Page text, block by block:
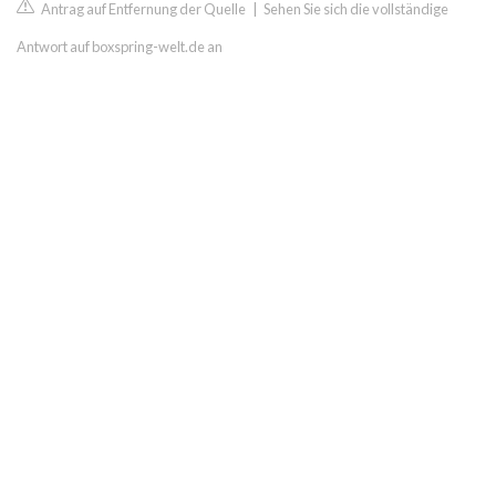
Antrag auf Entfernung der Quelle Sehen Sie sich die vollständige
Antwort auf boxspring-welt.de an